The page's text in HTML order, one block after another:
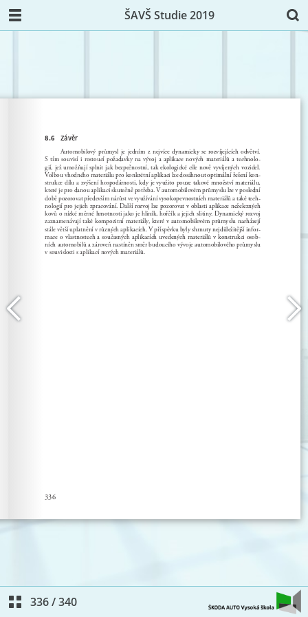
ŠAVŠ Studie 2019
336/340